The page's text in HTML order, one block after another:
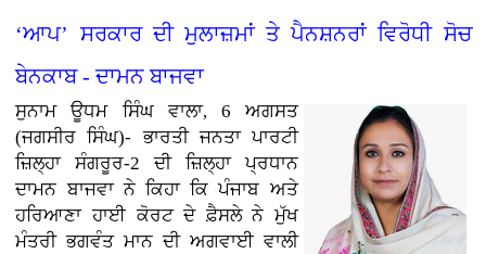
‘ਆਪ’ ਸਰਕਾਰ ਦੀ ਮੁਲਾਜ਼ਮਾਂ ਤੇ ਪੈਨਸ਼ਨਰਾਂ ਵਿਰੋਧੀ ਸੋਚ
ਬੇਨਕਾਬ - ਦਾਮਨ ਬਾਜਵਾ
ਸੁਨਾਮ ਊਧਮ ਸਿੰਘ ਵਾਲਾ, 6 ਅਗਸਤ
(ਜਗਸੀਰ ਸਿੰਘ)-ਭਾਰਤੀ ਜਨਤਾ ਪਾਰਟੀ
ਜ਼ਿਲ੍ਹਾ ਸੰਗਰੂਰ-2 ਦੀ ਜ਼ਿਲ੍ਹਾ ਪ੍ਰਧਾਨ
ਦਾਮਨ ਬਾਜਵਾ ਨੇ ਕਿਹਾ ਕਿ ਪੰਜਾਬ ਅਤੇ
ਹਰਿਆਣਾ ਹਾਈ ਕੋਰਟ ਦੇ ਫ਼ੈਸਲੇ ਨੇ ਮੁੱਖ
ਮੰਤਰੀ ਭਗਵੰਤ ਮਾਨ ਦੀ ਅਗਵਾਈ ਵਾਲੀ